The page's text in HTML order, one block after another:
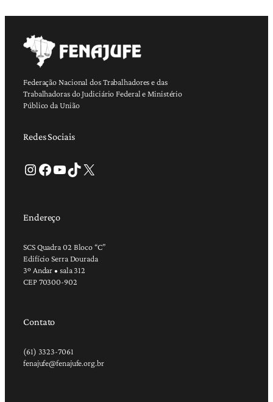
Federação Nacional dos Trabalhadores e das
Trabalhadoras do Judiciário Federal e Ministério
Público da União
Redes Sociais
Instagram Facebook Youtube TikTok X
Endereço
SCS Quadra 02 Bloco “C”
Edifício Serra Dourada
3º Andar • sala 312
CEP 70300-902
Contato
(61) 3323-7061
fenajufe@fenajufe.org.br